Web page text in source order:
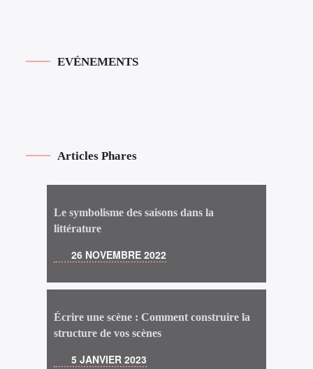
EVÉNEMENTS
Articles Phares
Le symbolisme des saisons dans la
littérature
26 NOVEMBRE 2022
Écrire une scène : Comment construire la
structure de vos scènes
5 JANVIER 2023